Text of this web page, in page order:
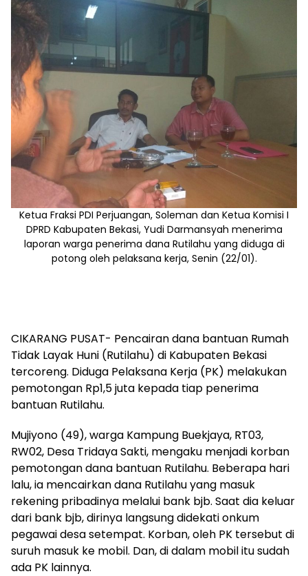
Ketua Fraksi PDI Perjuangan, Soleman dan Ketua Komisi I
DPRD Kabupaten Bekasi, Yudi Darmansyah menerima
laporan warga penerima dana Rutilahu yang diduga di
potong oleh pelaksana kerja, Senin (22/01).
CIKARANG PUSAT- Pencairan dana bantuan Rumah
Tidak Layak Huni (Rutilahu) di Kabupaten Bekasi
tercoreng. Diduga Pelaksana Kerja (PK) melakukan
pemotongan Rp1,5 juta kepada tiap penerima
bantuan Rutilahu.
Mujiyono (49), warga Kampung Buekjaya, RT03,
RW02, Desa Tridaya Sakti, mengaku menjadi korban
pemotongan dana bantuan Rutilahu. Beberapa hari
lalu, ia mencairkan dana Rutilahu yang masuk
rekening pribadinya melalui bank bjb. Saat dia keluar
dari bank bjb, dirinya langsung didekati onkum
pegawai desa setempat. Korban, oleh PK tersebut di
suruh masuk ke mobil. Dan, di dalam mobil itu sudah
ada PK lainnya.